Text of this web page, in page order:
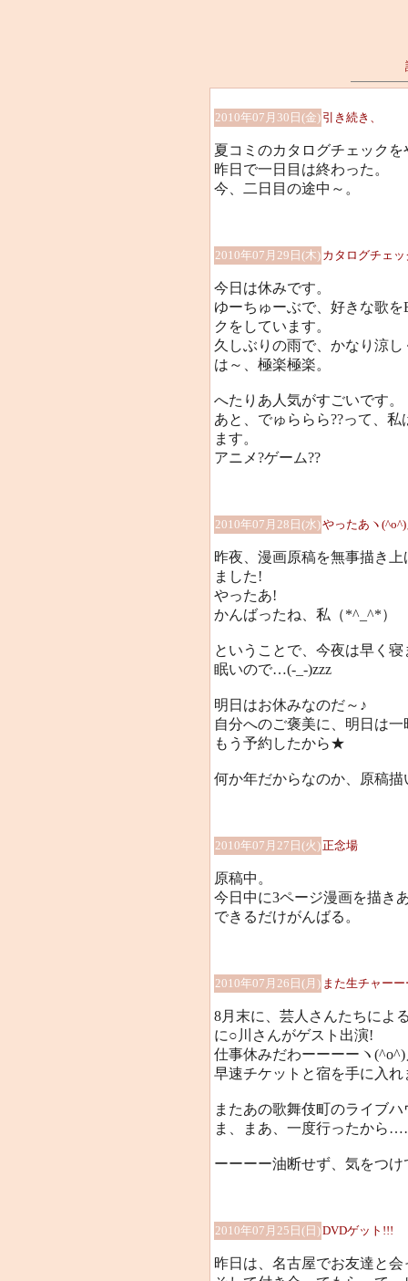
2010年07月30日(金) 引き続き、
夏コミのカタログチェック
昨日で一日目は終わった。
今、二日目の途中～。
2010年07月29日(木) カタログチェ
今日は休みです。
ゆーちゅーぶで、好きな歌
クをしています。
久しぶりの雨で、かなり涼
は～、極楽極楽。
へたりあ人気がすごいです。
あと、でゅららら??って、
ます。
アニメ?ゲーム??
2010年07月28日(水)やったあヽ
昨夜、漫画原稿を無事描き
ました!
やったあ!
かんばったね、私（*^_^*
ということで、今夜は早く寝
眠いので…(-_-)zzz
明日はお休みなのだ～♪
自分へのご褒美に、明日は
もう予約したから★
何か年だからなのか、原稿
2010年07月27日(火)正念場
原稿中。
今日中に3ページ漫画を描き
できるだけがんばる。
2010年07月26日(月) また生チャー
8月末に、芸人さんたちによ
に○川さんがゲスト出演!
仕事休みだわーーーーヽ(^o^)
早速チケットと宿を手に入
またあの歌舞伎町のライブ
ま、まあ、一度行ったから
ーーーー油断せず、気をつ
2010年07月25日(日)DVDゲット!!!
昨日は、名古屋でお友達と